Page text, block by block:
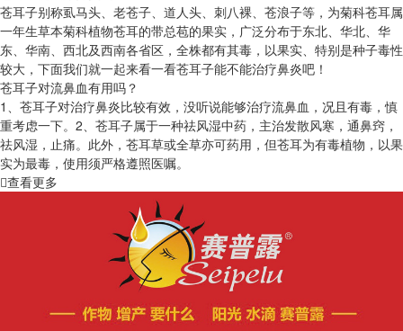
苍耳子别称虱马头、老苍子、道人头、刺八裸、苍浪子等，为菊科苍耳属
一年生草本菊科植物苍耳的带总苞的果实，广泛分布于东北、华北、华
东、华南、西北及西南各省区，全株都有其毒，以果实、特别是种子毒性
较大，下面我们就一起来看一看苍耳子能不能治疗鼻炎吧！
苍耳子对流鼻血有用吗？
1、苍耳子对治疗鼻炎比较有效，没听说能够治疗流鼻血，况且有毒，慎
重考虑一下。2、苍耳子属于一种祛风湿中药，主治发散风寒，通鼻窍，
祛风湿，止痛。此外，苍耳草或全草亦可药用，但苍耳为有毒植物，以果
实为最毒，使用须严格遵照医嘱。
查看更多